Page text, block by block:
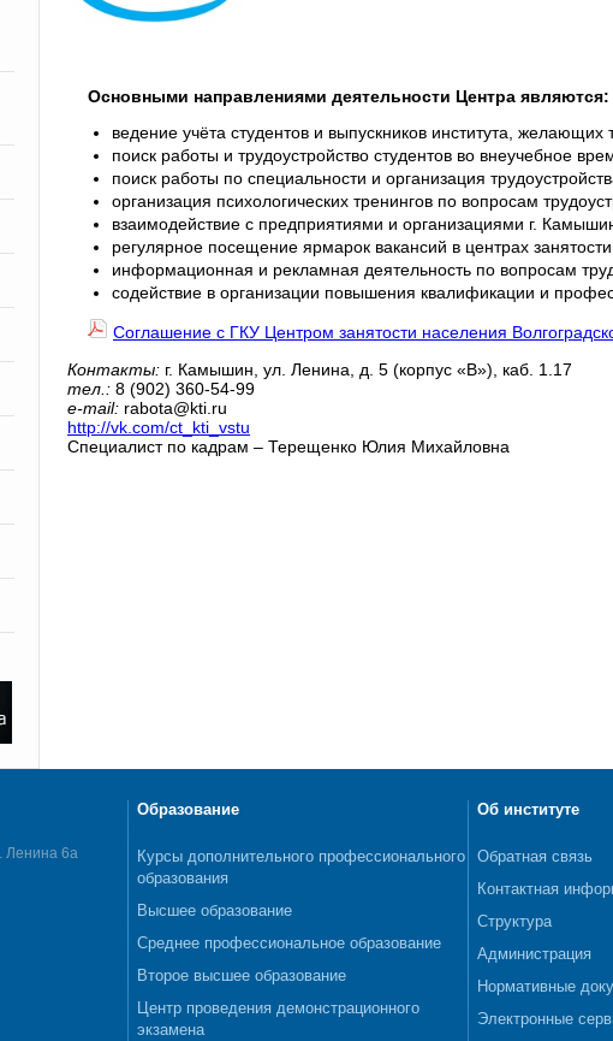
Основными направлениями деятельности Центра являются:
ведение учёта студентов и выпускников института, желающих
поиск работы и трудоустройство студентов во внеучебное
поиск работы по специальности и организация
организация психологических тренингов по вопросам
взаимодействие с предприятиями и организациями г.
регулярное посещение ярмарок вакансий в центрах
информационная и рекламная деятельность по вопросам
содействие в организации повышения квалификации и
Соглашение с ГКУ Центром занятости населения
Контакты: г. Камышин, ул. Ленина, д. 5 (корпус «В»), каб. 1.17
тел.: 8 (902) 360-54-99
e-mail: rabota@kti.ru
http://vk.com/ct_kti_vstu
Специалист по кадрам – Терещенко Юлия Михайловна
Ленина 6а
Образование
Курсы дополнительного профессионального
образования
Высшее образование
Среднее профессиональное образование
Второе высшее образование
Центр проведения демонстрационного
экзамена
Об институте
Обратная связь
Контактная
Структура
Администрация
Нормативные
Электронные